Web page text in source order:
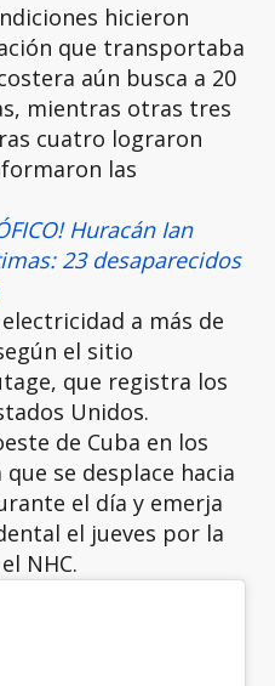
hicieron
que transportaba
aún busca a 20
mientras otras tres
cuatro lograron
las
Huracán Ian
23 desaparecidos
a más de
el sitio
que registra los
Unidos.
de Cuba en los
se desplace hacia
el día y emerja
el jueves por la
NHC.